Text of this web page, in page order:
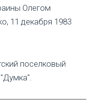
Олегом
11 декабря 1983
поселковый